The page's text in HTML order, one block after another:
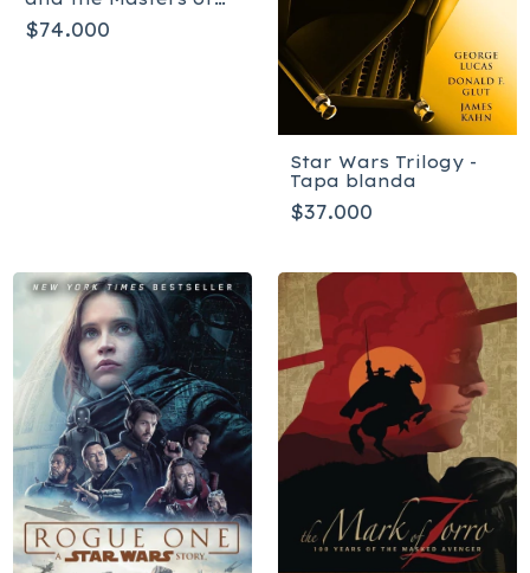
the Universe
$74.000
Star Wars Trilogy -
Tapa blanda
$37.000